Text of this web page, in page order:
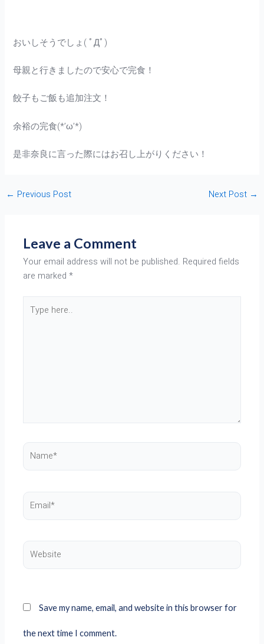
おいしそうでしょ( ﾟДﾟ)
母親と行きましたので安心で完食！
餃子もご飯も追加注文！
余裕の完食(*’ω’*)
是非奈良に言った際にはお召し上がりください！
← Previous Post Next Post →
Leave a Comment
Your email address will not be published. Required fields
are marked*
Type
Name*
Email*
Website
Save my name, email, and website in this browser for
the next time I comment.